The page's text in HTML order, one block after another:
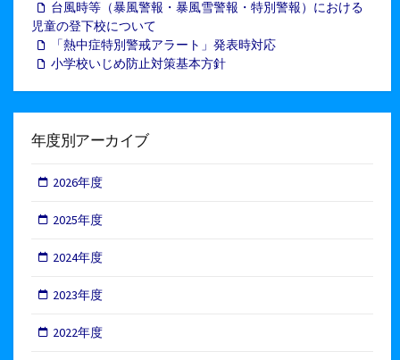
台風時等（暴風警報・暴風雪警報・特別警報）における
児童の登下校について
「熱中症特別警戒アラート」発表時対応
小学校いじめ防止対策基本方針
年度別アーカイブ
2026年度
2025年度
2024年度
2023年度
2022年度